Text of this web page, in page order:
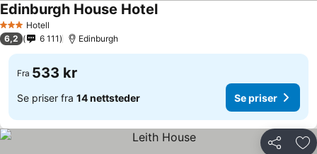
3 StjernerHotell
Edinburgh House Hotel
6,2 6 111 Edinburgh
Fra 533 kr
Se priser fra 14 nettsteder Se priser
Del